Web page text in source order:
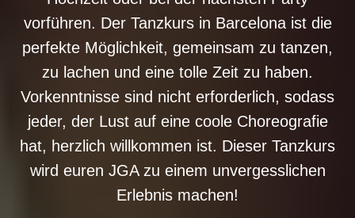
vorführen. Der Tanzkurs in Barcelona ist die
perfekte Möglichkeit, gemeinsam zu tanzen,
zu lachen und eine tolle Zeit zu haben.
Vorkenntnisse sind nicht erforderlich, sodass
jeder, der Lust auf eine coole Choreografie
hat, herzlich willkommen ist. Dieser Tanzkurs
wird euren JGA zu einem unvergesslichen
Erlebnis machen!